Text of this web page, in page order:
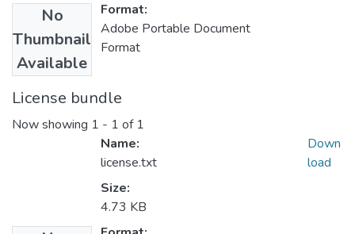
No
Thumbnail
Available
Format:
Adobe Portable Document
Format
License bundle
Now showing 1 - 1 of 1
Name:
license.txt
Size:
4.73 KB
Down
load